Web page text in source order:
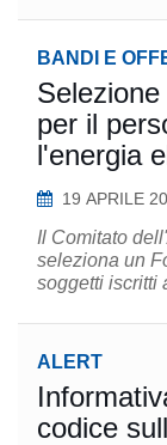
BANDI E
per il
l'energia
19 APRILE
Il Comitato
seleziona un
soggetti iscritti
ALERT
codice